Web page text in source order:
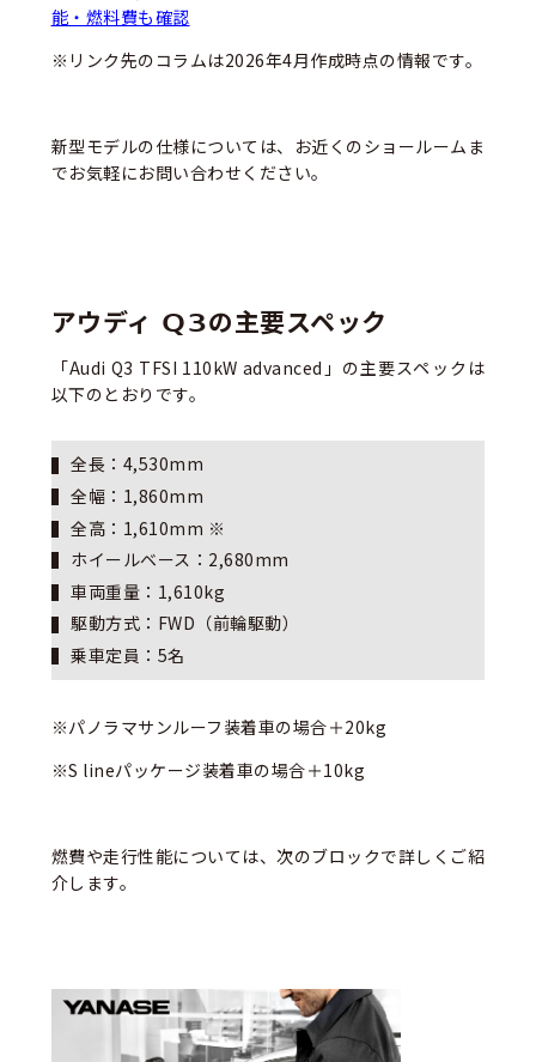
能・燃料費も確認
※リンク先のコラムは2026年4月作成時点の情報です。
新型モデルの仕様については、お近くのショールームま
でお気軽にお問い合わせください。
アウディ Q3の主要スペック
「Audi Q3 TFSI 110kW advanced」 の主要スペックは
以下のとおりです。
全長：4,530mm
全幅：1,860mm
全高：1,610mm ※
ホイールベース：2,680mm
車両重量：1,610kg
駆動方式：FWD（前輪駆動）
乗車定員：5名
※パノラマサンルーフ装着車の場合＋20kg
※S lineパッケージ装着車の場合＋10kg
燃費や走行性能については、次のブロックで詳しくご紹
介します。